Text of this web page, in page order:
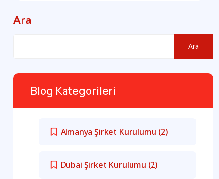
Ara
Ara
Blog Kategorileri
Almanya Şirket Kurulumu (2)
Dubai Şirket Kurulumu (2)